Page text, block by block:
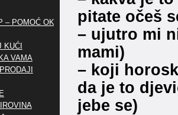
pitate očeš
– ujutro mi
mami)
– koji
da je to
jebe se)
– POMOĆ OKO
KUĆI
VAMA